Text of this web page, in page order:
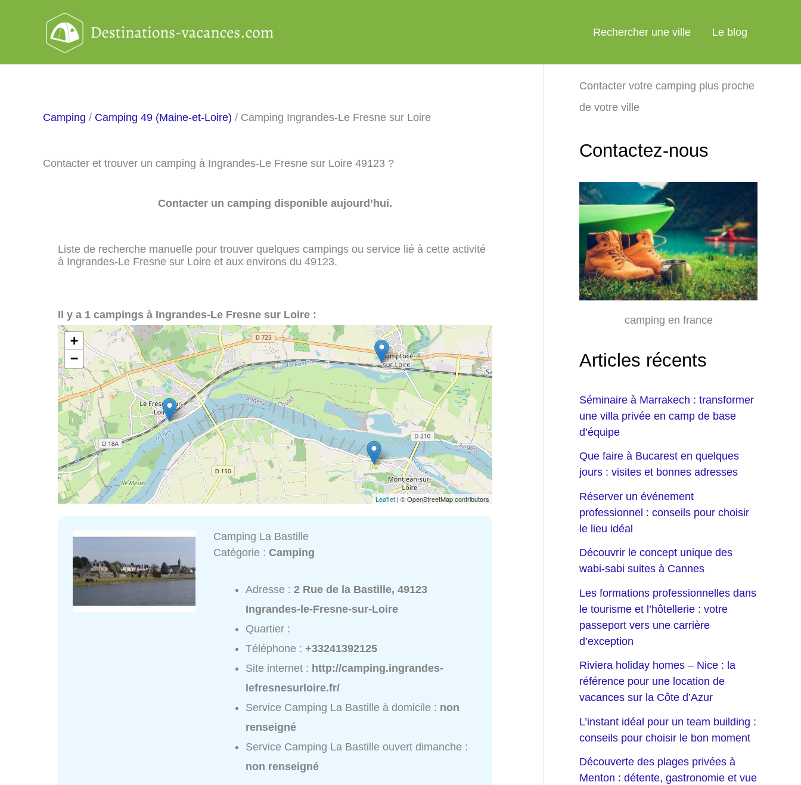
Rechercher une ville Le blog
Camping / Camping 49 (Maine-et-Loire) / Camping Ingrandes-Le Fresne sur Loire
Contacter et trouver un camping à Ingrandes-Le Fresne sur Loire 49123 ?
Contacter un camping disponible aujourd’hui.
Liste de recherche manuelle pour trouver quelques campings ou service lié à cette activité
à Ingrandes-Le Fresne sur Loire et aux environs du 49123.
Il y a 1 campings à Ingrandes-Le Fresne sur Loire :
+
−
Leaflet | © OpenStreetMap contributors
Camping La Bastille
Catégorie :Camping
Adresse :2 Rue de la Bastille, 49123
Ingrandes-le-Fresne-sur-Loire
Quartier :
Téléphone :+33241392125
Site internet : http://camping.ingrandes-
lefresnesurloire.fr/
Service Camping La Bastille à domicile : non
renseigné
Service Camping La Bastille ouvert dimanche :
non renseigné
Contacter votre camping plus proche
de votre ville
Contactez-nous
camping en france
Articles récents
Séminaire à Marrakech : transformer
une villa privée en camp de base
d’équipe
Que faire à Bucarest en quelques
jours : visites et bonnes adresses
Réserver un événement
professionnel : conseils pour choisir
le lieu idéal
Découvrir le concept unique des
wabi-sabi suites à Cannes
Les formations professionnelles dans
le tourisme et l’hôtellerie : votre
passeport vers une carrière
d’exception
Riviera holiday homes – Nice : la
référence pour une location de
vacances sur la Côte d’Azur
L’instant idéal pour un team building :
conseils pour choisir le bon moment
Découverte des plages privées à
Menton : détente, gastronomie et vue